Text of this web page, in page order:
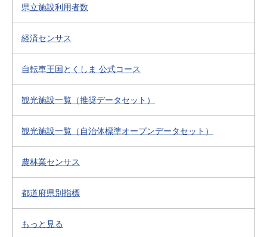
県立施設利用者数
経済センサス
自転車王国とくしま 公式コース
観光施設一覧（推奨データセット）
観光施設一覧（自治体標準オープンデータセット）
農林業センサス
都道府県別指標
もっと見る